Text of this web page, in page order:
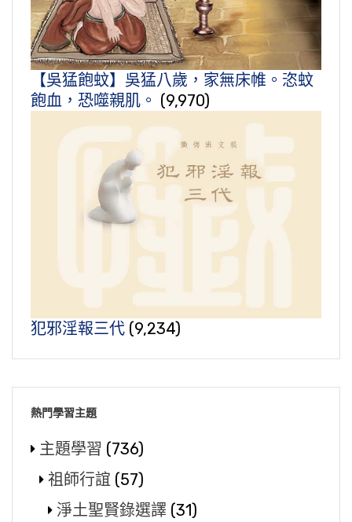
【吳猛飽蚊】吳猛八歲，家無床帷。恣蚊
飽血，恐噬親肌。 (9,970)
犯邪淫報三代 (9,234)
熱門學習主題
主題學習 (736)
祖師行誼 (57)
淨土聖賢錄選譯 (31)